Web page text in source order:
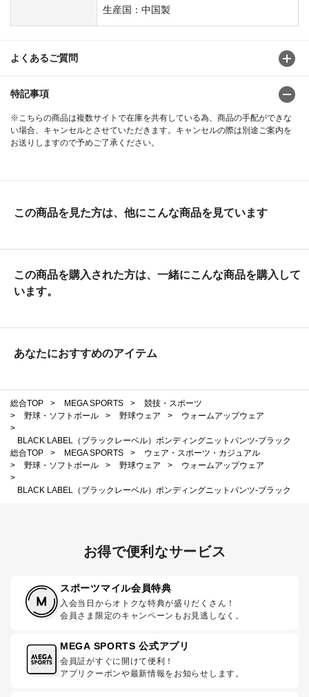
生産国：中国製
よくあるご質問
特記事項
※こちらの商品は複数サイトで在庫を共有している為、商品の手配ができな
い場合、キャンセルとさせていただきます。キャンセルの際は別途ご案内を
お送りしますので予めご了承ください。
この商品を見た方は、他にこんな商品を見ています
この商品を購入された方は、一緒にこんな商品を購入して
います。
あなたにおすすめのアイテム
総合TOP > MEGA SPORTS >
競技・スポーツ
>
野球・ソフトボール > 野球ウェア >
ウォームアップウェア
>
BLACK LABEL（ブラックレーベル）ボンディングニットパンツ-ブラック
総合TOP
> MEGA SPORTS >
ウェア・スポーツ・カジュアル
>
野球・ソフトボール > 野球ウェア >
ウォームアップウェア
>
BLACK LABEL（ブラックレーベル）ボンディングニットパンツ-ブラック
お得で便利なサービス
スポーツマイル会員特典
入会当日からオトクな特典が盛りだくさん！
会員さま限定のキャンペーンもお見逃しなく。
MEGA SPORTS 公式アプリ
会員証がすぐに開けて便利！
アプリクーポンや最新情報をお知らせします。